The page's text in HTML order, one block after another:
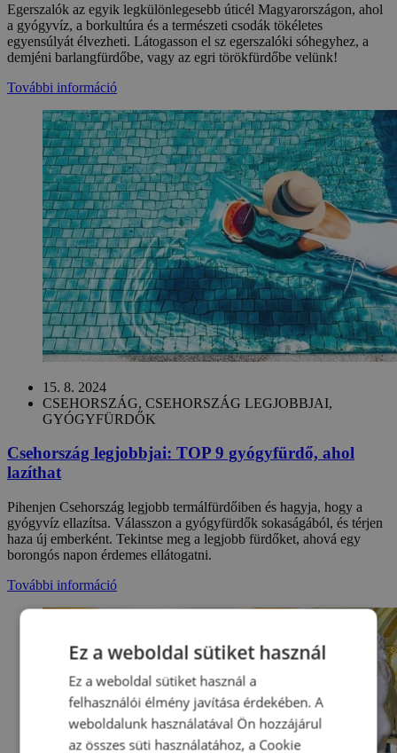
Egerszalók az egyik legkülönlegesebb úticél Magyarországon, ahol
a gyógyvíz, a borkultúra és a természeti csodák tökéletes
egyensúlyát élvezheti. Látogasson el sz egerszalóki sóhegyhez, a
demjéni barlangfürdőbe, vagy az egri törökfürdőbe velünk!
További információ
15. 8. 2024
CSEHORSZÁG, CSEHORSZÁG LEGJOBBJAI,
GYÓGYFÜRDŐK
Csehország legjobbjai: TOP 9 gyógyfürdő, ahol
lazíthat
Pihenjen Csehország legjobb termálfürdőiben és hagyja, hogy a
gyógyvíz ellazítsa. Válasszon a gyógyfürdők sokaságából, és térjen
haza új emberként. Tekintse meg a legjobb fürdőket, ahová egy
borongós napon érdemes ellátogatni.
További információ
Ez a weboldal sütiket használ
Ez a weboldal sütiket használ a
felhasználói élmény javítása érdekében. A
weboldalunk használatával Ön hozzájárul
az összes süti használatához, a Cookie